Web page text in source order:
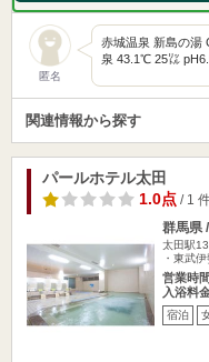
匿名
赤城温泉 新島の湯
泉 43.1℃ 25㍑
関連情報から探す
パールホテル太田
1.0点/ 1
群馬県
太田駅
・東武
営業時
入浴料
宿泊